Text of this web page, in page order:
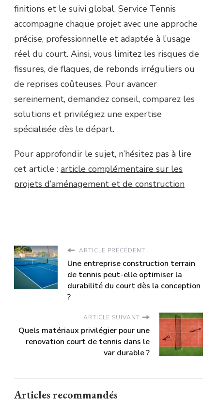
finitions et le suivi global. Service Tennis
accompagne chaque projet avec une approche
précise, professionnelle et adaptée à l’usage
réel du court. Ainsi, vous limitez les risques de
fissures, de flaques, de rebonds irréguliers ou
de reprises coûteuses. Pour avancer
sereinement, demandez conseil, comparez les
solutions et privilégiez une expertise
spécialisée dès le départ.
Pour approfondir le sujet, n’hésitez pas à lire
cet article : article complémentaire sur les
projets d’aménagement et de construction
ARTICLE PRÉCÉDENT
Une entreprise construction terrain
de tennis peut-elle optimiser la
durabilité du court dès la conception
?
ARTICLE SUIVANT
Quels matériaux privilégier pour une
renovation court de tennis dans le
var durable ?
Articles recommandés